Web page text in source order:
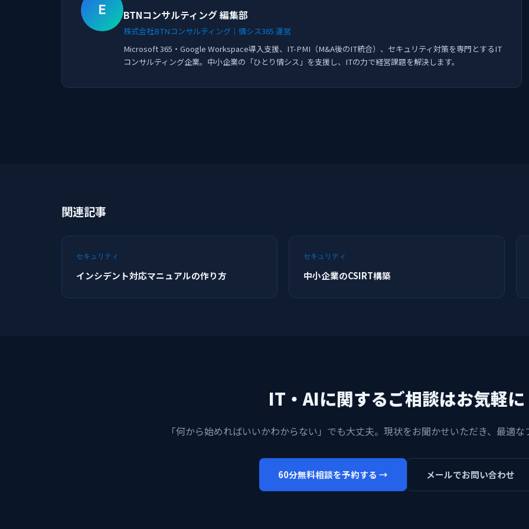
E BTNコンサルティング 編集部
株式会社BTNコンサルティング｜情シス365 運営
Microsoft 365・Google Workspace導入支援、IT-PMI（M&A後のIT統合）、セキュリティ対策を専門とするIT
コンサルティング企業。中小企業の「ひとり情シス」を支援し、ITの力で経営課題を解決します。
関連記事
セキュリティ
インシデント対応マニュアルの作り方
セキュリティ
中小企業のCSIRT構築
IT・AIに関するご相談はお気軽に
「何から始めればいいかわからない」でも大丈夫。現状をお聞かせいただき、最適な
60分無料相談を予約する → メールでお問い合わせ